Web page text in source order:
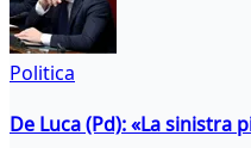
Politica
De Luca (Pd): «La sinistra